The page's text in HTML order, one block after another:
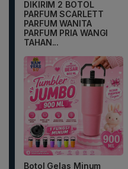
DIKIRIM 2 BOTOL
PARFUM SCARLETT
PARFUM WANITA
PARFUM PRIA WANGI
TAHAN...
Botol Gelas Minum